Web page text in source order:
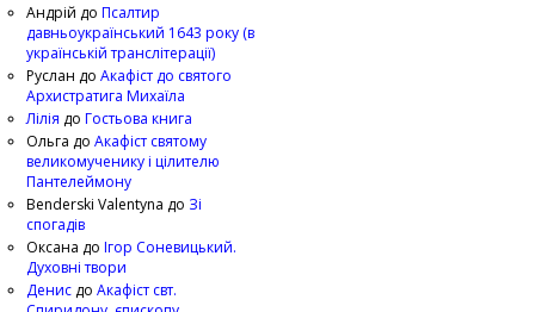
Андрій до Псалтир
давньоукраїнський 1643 року (в
українській транслітерації)
Руслан до Акафіст до святого
Архистратига Михаїла
Лілія до Гостьова книга
Ольга до Акафіст святому
великомученику і цілителю
Пантелеймону
Benderski Valentyna до Зі
спогадів
Оксана до Ігор Соневицький.
Духовні твори
Денис до Акафіст свт.